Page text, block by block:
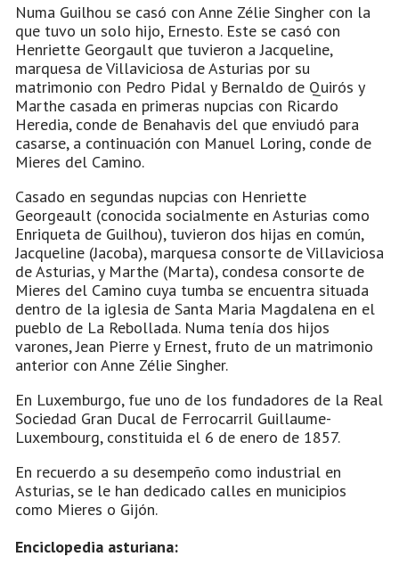
Numa Guilhou se casó con Anne Zélie Singher con la
que tuvo un solo hijo, Ernesto. Este se casó con
Henriette Georgault que tuvieron a Jacqueline,
marquesa de Villaviciosa de Asturias por su
matrimonio con Pedro Pidal y Bernaldo de Quirós y
Marthe casada en primeras nupcias con Ricardo
Heredia, conde de Benahavis del que enviudó para
casarse, a continuación con Manuel Loring, conde de
Mieres del Camino.
Casado en segundas nupcias con Henriette
Georgeault (conocida socialmente en Asturias como
Enriqueta de Guilhou), tuvieron dos hijas en común,
Jacqueline (Jacoba), marquesa consorte de Villaviciosa
de Asturias, y Marthe (Marta), condesa consorte de
Mieres del Camino cuya tumba se encuentra situada
dentro de la iglesia de Santa Maria Magdalena en el
pueblo de La Rebollada. Numa tenía dos hijos
varones, Jean Pierre y Ernest, fruto de un matrimonio
anterior con Anne Zélie Singher.
En Luxemburgo, fue uno de los fundadores de la Real
Sociedad Gran Ducal de Ferrocarril Guillaume-
Luxembourg, constituida el 6 de enero de 1857.
En recuerdo a su desempeño como industrial en
Asturias, se le han dedicado calles en municipios
como Mieres o Gijón.
Enciclopedia asturiana: